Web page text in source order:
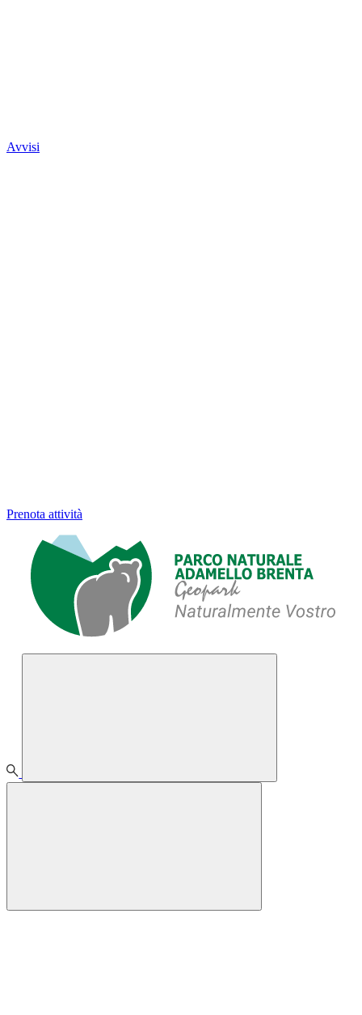
Avvisi
Prenota attività